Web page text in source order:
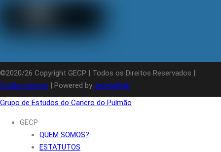
©2020/26 Copyright GECP | Todos os Direitos Reservados |
Colaboradores | Powered by JanelaWeb
Grupo de Estudos do Cancro do Pulmão
GECP
QUEM SOMOS?
ESTATUTOS